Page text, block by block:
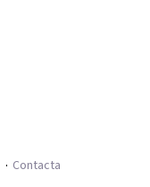
Contacta